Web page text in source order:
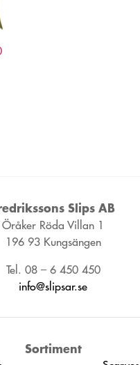
Slips AB
Öråker Röda Villan 1
196 93 Kungsängen
Tel. 08 – 6 450 450
info@slipsar.se
Sortiment